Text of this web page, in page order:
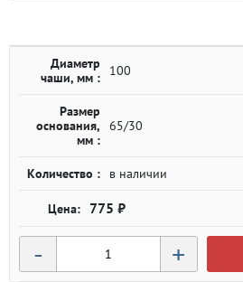
Диаметр
чаши, мм :
100
Размер
основания,
мм :
65/30
Количество : в наличии
775 ₽
- +